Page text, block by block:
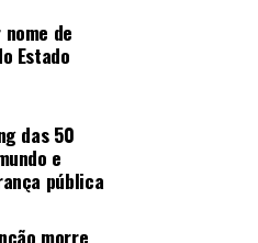
e apreende mais de
PARTICIPAÇÃO
confirmaram presença
São eles (por ordem
Expedito Neto (PT),
Marcos Rogério (PL),
Costa (PSB).
de
Estado
das 50
e
pública
morre